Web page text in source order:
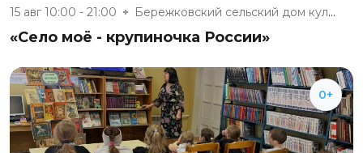
15 авг 10:00 - 21:00 Бережковский сельский дом куль...
«Село моё - крупиночка России»
0+